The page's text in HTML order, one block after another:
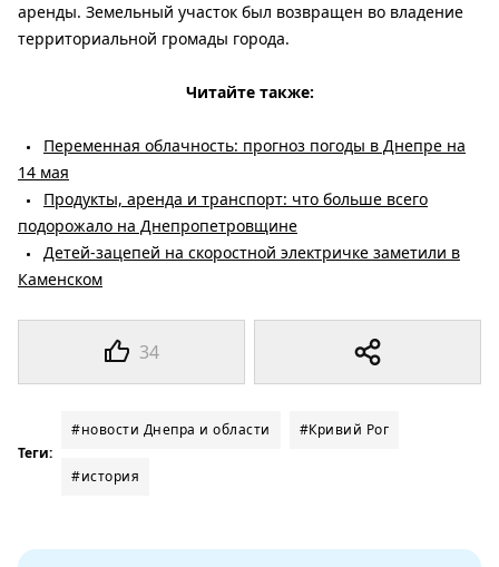
34
аренды. Земельный участок был возвращен во владение
территориальной громады города.
Читайте также:
Переменная облачность: прогноз погоды в Днепре на
14 мая
Продукты, аренда и транспорт: что больше всего
подорожало на Днепропетровщине
Детей-зацепей на скоростной электричке заметили в
Каменском
Теги:
#новости Днепра и области #Кривий Рог
#история